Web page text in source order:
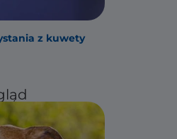
z kuwety